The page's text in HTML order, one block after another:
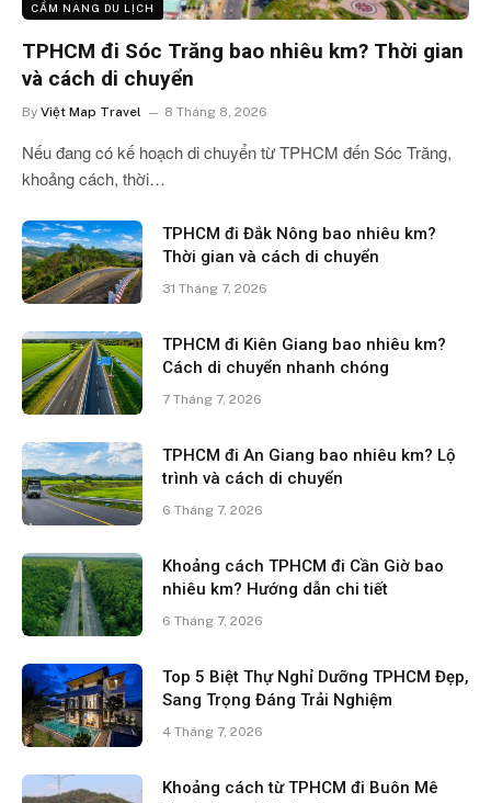
CẨM NANG DU LỊCH
TPHCM đi Sóc Trăng bao nhiêu km? Thời gian
và cách di chuyển
By Việt Map Travel 8 Tháng 8, 2026
Nếu đang có kế hoạch di chuyển từ TPHCM đến Sóc Trăng,
khoảng cách, thời…
TPHCM đi Đắk Nông bao nhiêu km?
Thời gian và cách di chuyển
31 Tháng 7, 2026
TPHCM đi Kiên Giang bao nhiêu km?
Cách di chuyển nhanh chóng
7 Tháng 7, 2026
TPHCM đi An Giang bao nhiêu km? Lộ
trình và cách di chuyển
6 Tháng 7, 2026
Khoảng cách TPHCM đi Cần Giờ bao
nhiêu km? Hướng dẫn chi tiết
6 Tháng 7, 2026
Top 5 Biệt Thự Nghỉ Dưỡng TPHCM Đẹp,
Sang Trọng Đáng Trải Nghiệm
4 Tháng 7, 2026
Khoảng cách từ TPHCM đi Buôn Mê